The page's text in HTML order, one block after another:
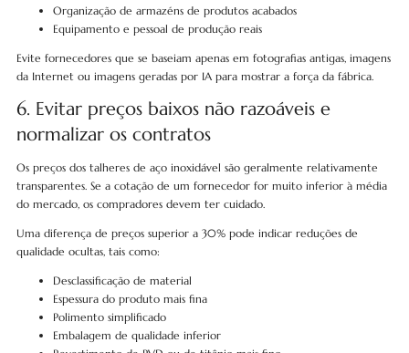
Organização de armazéns de produtos acabados
Equipamento e pessoal de produção reais
Evite fornecedores que se baseiam apenas em fotografias antigas, imagens
da Internet ou imagens geradas por IA para mostrar a força da fábrica.
6. Evitar preços baixos não razoáveis e
normalizar os contratos
Os preços dos talheres de aço inoxidável são geralmente relativamente
transparentes. Se a cotação de um fornecedor for muito inferior à média
do mercado, os compradores devem ter cuidado.
Uma diferença de preços superior a 30% pode indicar reduções de
qualidade ocultas, tais como:
Desclassificação de material
Espessura do produto mais fina
Polimento simplificado
Embalagem de qualidade inferior